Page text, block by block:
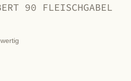
90 FLEISCHGABEL